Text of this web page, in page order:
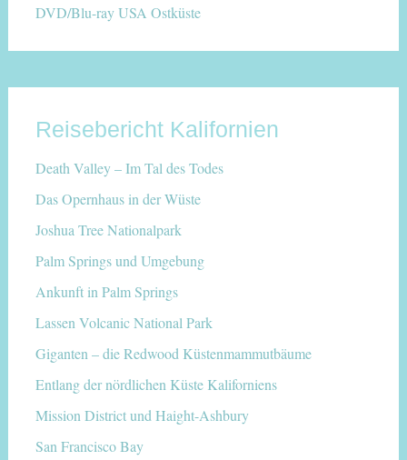
DVD/Blu-ray USA Ostküste
Reisebericht Kalifornien
Death Valley – Im Tal des Todes
Das Opernhaus in der Wüste
Joshua Tree Nationalpark
Palm Springs und Umgebung
Ankunft in Palm Springs
Lassen Volcanic National Park
Giganten – die Redwood Küstenmammutbäume
Entlang der nördlichen Küste Kaliforniens
Mission District und Haight-Ashbury
San Francisco Bay